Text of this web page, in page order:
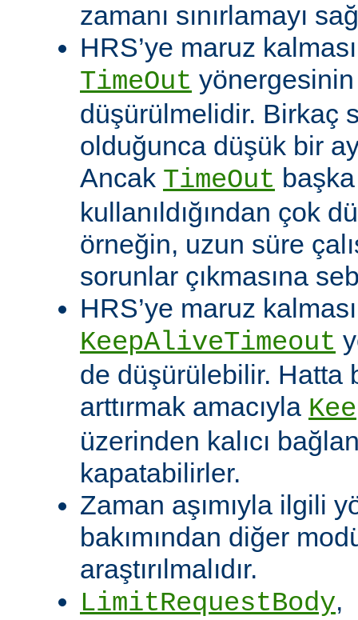
zamanı sınırlamayı
HRS’ye maruz
TimeOut
düşürülmelidir. Birkaç
olduğunca düşük bir
Ancak TimeOut
kullanıldığından çok
örneğin, uzun süre
sorunlar çıkmasına
HRS’ye maruz
KeepAliveTimeout
de düşürülebilir. Hatta
arttırmak amacıyla
üzerinden kalıcı
kapatabilirler.
Zaman aşımıyla ilgili
bakımından diğer
araştırılmalıdır.
LimitRequestBody,